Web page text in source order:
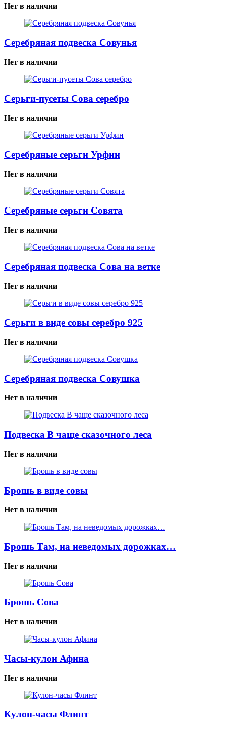
Нет в наличии
Серебряная подвеска Совунья
Нет в наличии
Серьги-пусеты Сова серебро
Нет в наличии
Серебряные серьги Урфин
Нет в наличии
Серебряные серьги Совята
Нет в наличии
Серебряная подвеска Сова на ветке
Нет в наличии
Серьги в виде совы серебро 925
Нет в наличии
Серебряная подвеска Совушка
Нет в наличии
Подвеска В чаще сказочного леса
Нет в наличии
Брошь в виде совы
Нет в наличии
Брошь Там, на неведомых дорожках…
Нет в наличии
Брошь Сова
Нет в наличии
Часы-кулон Афина
Нет в наличии
Кулон-часы Флинт